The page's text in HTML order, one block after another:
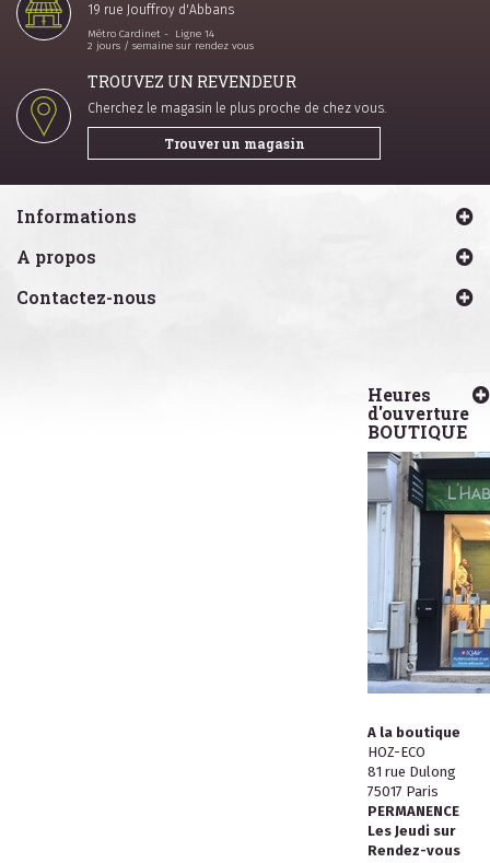
19 rue Jouffroy d'Abbans
Métro Cardinet - Ligne 14
2 jours / semaine sur rendez vous
TROUVEZ UN REVENDEUR
Cherchez le magasin le plus proche de chez vous.
Trouver un magasin
Informations
A propos
Contactez-nous
Heures
d'ouverture
BOUTIQUE
A la boutique
HOZ-ECO
81 rue Dulong
75017 Paris
PERMANENCE
Les Jeudi sur
Rendez-vous